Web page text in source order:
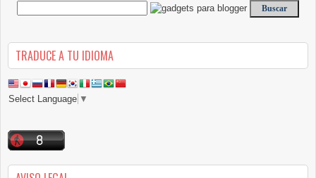
TRADUCE A TU IDIOMA
Select Language ▼